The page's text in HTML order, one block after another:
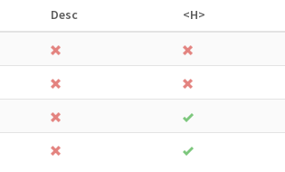
Desc <H>